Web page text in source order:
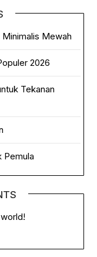
Mewah
2026
Tekanan
Pemula